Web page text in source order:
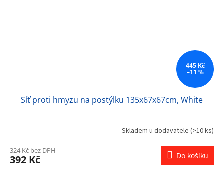
445 Kč
–11 %
Síť proti hmyzu na postýlku 135x67x67cm, White
Skladem u dodavatele (>10 ks)
324 Kč bez DPH
392 Kč Do košíku